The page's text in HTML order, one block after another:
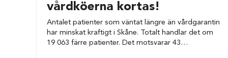
vårdköerna kortas!
Antalet patienter som väntat längre än vårdgarantin
har minskat kraftigt i Skåne. Totalt handlar det om
19 063 färre patienter. Det motsvarar 43…